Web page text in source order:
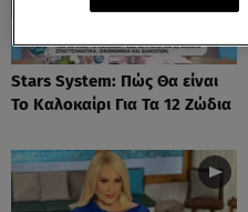
Stars System: Πώς Θα είναι
Το Καλοκαίρι Για Τα 12 Ζώδια